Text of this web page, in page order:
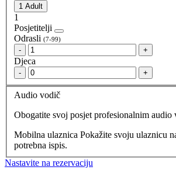
1
Posjetitelji
Odrasli (7-99)
- +
Djeca
- +
Audio vodič
Obogatite svoj posjet profesionalnim audio
Mobilna ulaznica Pokažite svoju ulaznicu
potrebna ispis.
Nastavite na rezervaciju